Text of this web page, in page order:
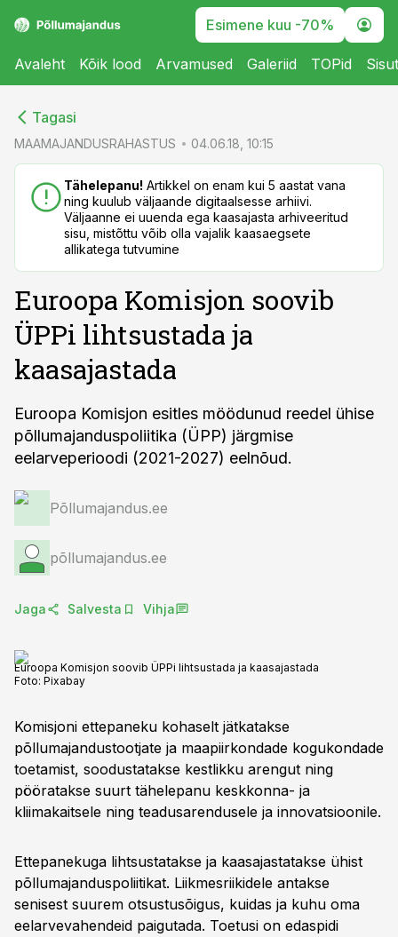
Esimene kuu -70%
Avaleht Kõik lood Arvamused Galeriid TOPid
Tagasi
MAAMAJANDUSRAHASTUS 04.06.18, 10:15
Tähelepanu! Artikkel on enam kui 5 aastat vana
ning kuulub väljaande digitaalsesse arhiivi.
Väljaanne ei uuenda ega kaasajasta arhiveeritud
sisu, mistõttu võib olla vajalik kaasaegsete
allikatega tutvumine
Euroopa Komisjon soovib
ÜPPi lihtsustada ja
kaasajastada
Euroopa Komisjon esitles möödunud reedel ühise
põllumajanduspoliitika (ÜPP) järgmise
eelarveperioodi (2021-2027) eelnõud.
Põllumajandus.ee
põllumajandus.ee
Jaga Salvesta Vihja
Euroopa Komisjon soovib ÜPPi lihtsustada ja kaasajastada
Foto: Pixabay
Komisjoni ettepaneku kohaselt jätkatakse
põllumajandustootjate ja maapiirkondade kogukondade
toetamist, soodustatakse kestlikku arengut ning
pööratakse suurt tähelepanu keskkonna- ja
kliimakaitsele ning teadusarendusele ja innovatsioonile.
Ettepanekuga lihtsustatakse ja kaasajastatakse ühist
põllumajanduspoliitikat. Liikmesriikidele antakse
senisest suurem otsustusõigus, kuidas ja kuhu oma
eelarvevahendeid paigutada. Toetusi on edaspidi